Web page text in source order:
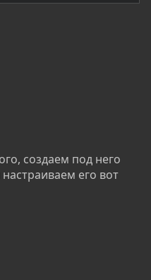
создаем под него
его вот